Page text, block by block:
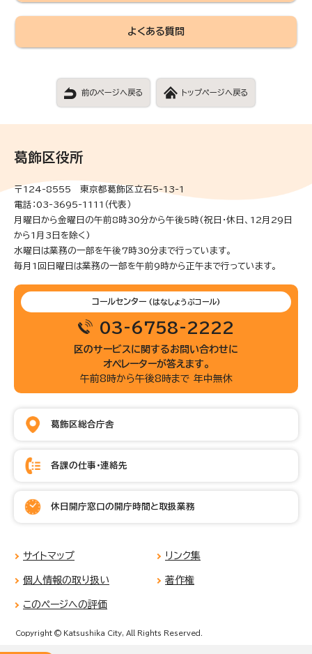
よくある質問
前のページへ戻る トップページへ戻る
葛飾区役所
〒124-8555 東京都葛飾区立石5-13-1
電話：03-3695-1111（代表）
月曜日から金曜日の午前8時30分から午後5時(祝日・休日、12月29日
から1月3日を除く)
水曜日は業務の一部を午後7時30分まで行っています。
毎月1回日曜日は業務の一部を午前9時から正午まで行っています。
コールセンター (はなしょうぶコール)
03-6758-2222
区のサービスに関するお問い合わせに
オペレーターが答えます。
午前8時から午後8時まで 年中無休
葛飾区総合庁舎
各課の仕事・連絡先
休日開庁窓口の開庁時間と取扱業務
サイトマップ リンク集
個人情報の取り扱い 著作権
このページへの評価
Copyright © Katsushika City, All Rights Reserved.